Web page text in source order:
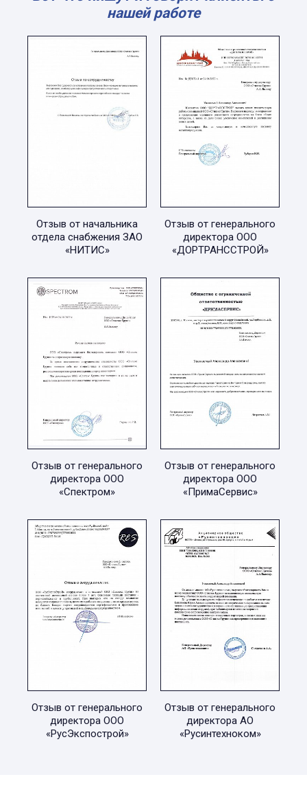
нашей работе
Отзыв от начальника
отдела снабжения ЗАО
«НИТИС»
Отзыв от генерального
директора ООО
«ДОРТРАНССТРОЙ»
Отзыв от генерального
директора ООО
«Спектром»
Отзыв от генерального
директора ООО
«ПримаСервис»
Отзыв от генерального
директора ООО
«РусЭкспострой»
Отзыв от генерального
директора АО
«Русинтехноком»